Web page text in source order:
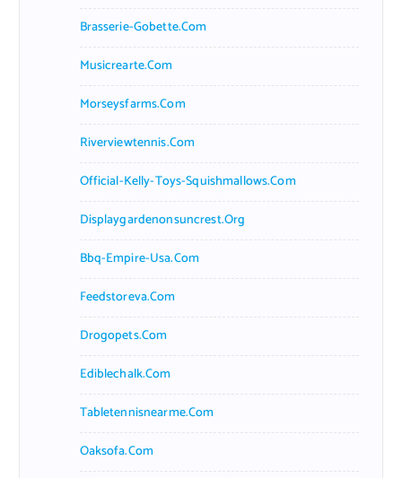
Brasserie-Gobette.com
Musicrearte.com
Morseysfarms.com
Riverviewtennis.com
Official-Kelly-Toys-Squishmallows.com
Displaygardenonsuncrest.org
Bbq-Empire-Usa.com
Feedstoreva.com
Drogopets.com
Ediblechalk.com
Tabletennisnearme.com
Oaksofa.com